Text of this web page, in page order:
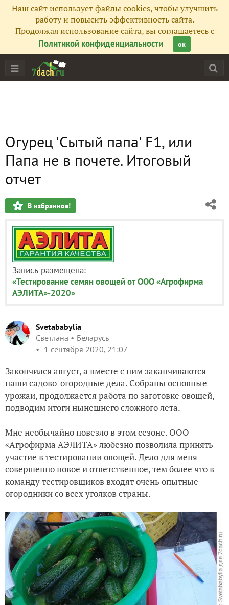
Наш сайт использует файлы cookies, чтобы улучшить
работу и повысить эффективность сайта.
Продолжая использование сайта, вы соглашаетесь с
Политикой конфиденциальности
ок
Огурец 'Сытый папа' F1, или
Папа не в почете. Итоговый
отчет
В избранное!
Запись размещена:
«Тестирование семян овощей от ООО «Агрофирма
АЭЛИТА»-2020»
Svetababylia
Светлана
Беларусь
1 сентября 2020, 21:07
Закончился август, а вместе с ним заканчиваются
наши садово-огородные дела. Собраны основные
урожаи, продолжается работа по заготовке овощей,
подводим итоги нынешнего сложного лета.
Мне необычайно повезло в этом сезоне. ООО
«Агрофирма АЭЛИТА» любезно позволила принять
участие в тестировании овощей. Дело для меня
совершенно новое и ответственное, тем более что в
команду тестировщиков входят очень опытные
огородники со всех уголков страны.